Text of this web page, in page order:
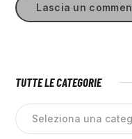
TUTTE LE CATEGORIE